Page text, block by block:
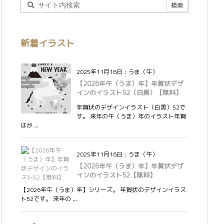
新着イラスト
2025年11月16日 : うま（午）
【2026年午（うま）年】年賀状デザ
インのイラスト52（白黒）【無料】
年賀状のデザインイラスト（白黒）52で
す。 来年の午（うま）年のイラスト年賀
はが ...
2025年11月16日 : うま（午）
【2026年午（うま）年】年賀状デザ
インのイラスト52【無料】
【2026年午（うま）年】シリーズ。 年賀状のデザインイラス
ト52です。 来年の ...